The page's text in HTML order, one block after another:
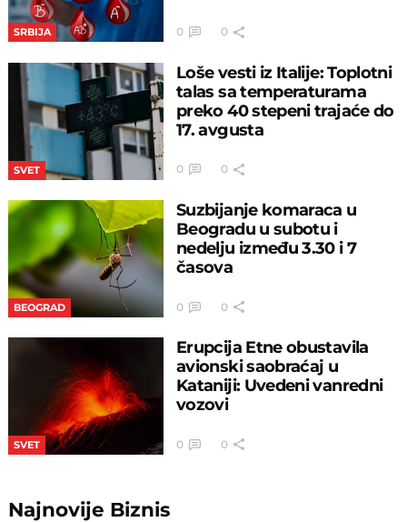
SRBIJA 0 0
SVET
Loše vesti iz Italije: Toplotni
talas sa temperaturama
preko 40 stepeni trajaće do
17. avgusta
0 0
BEOGRAD
Suzbijanje komaraca u
Beogradu u subotu i
nedelju između 3.30 i 7
časova
0 0
SVET
Erupcija Etne obustavila
avionski saobraćaj u
Kataniji: Uvedeni vanredni
vozovi
0 0
Najnovije Biznis